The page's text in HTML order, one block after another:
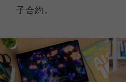
子合約。